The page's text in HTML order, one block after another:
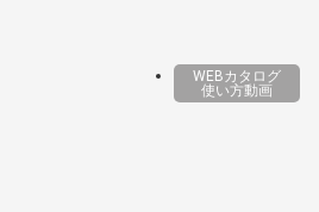
WEBカタログ
使い方動画